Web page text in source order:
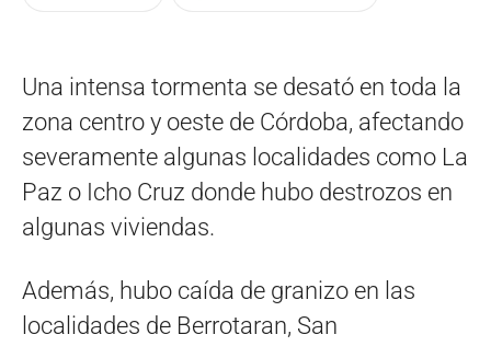
Una intensa tormenta se desató en toda la
zona centro y oeste de Córdoba, afectando
severamente algunas localidades como La
Paz o Icho Cruz donde hubo destrozos en
algunas viviendas.
Además, hubo caída de granizo en las
localidades de Berrotaran, San